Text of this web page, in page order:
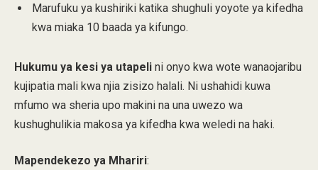
Marufuku ya kushiriki katika shughuli yoyote ya kifedha
kwa miaka 10 baada ya kifungo.
Hukumu ya kesi ya utapeli ni onyo kwa wote wanaojaribu
kujipatia mali kwa njia zisizo halali. Ni ushahidi kuwa
mfumo wa sheria upo makini na una uwezo wa
kushughulikia makosa ya kifedha kwa weledi na haki.
Mapendekezo ya Mhariri: